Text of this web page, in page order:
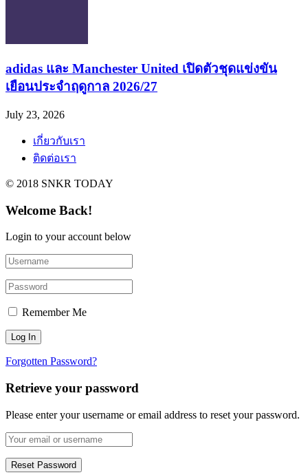
adidas และ Manchester United เปิดตัวชุดแข่งขัน
เยือนประจำฤดูกาล 2026/27
July 23, 2026
เกี่ยวกับเรา
ติดต่อเรา
© 2018 SNKR TODAY
Welcome Back!
Login to your account below
Remember Me
Forgotten Password?
Retrieve your password
Please enter your username or email address to reset your password.